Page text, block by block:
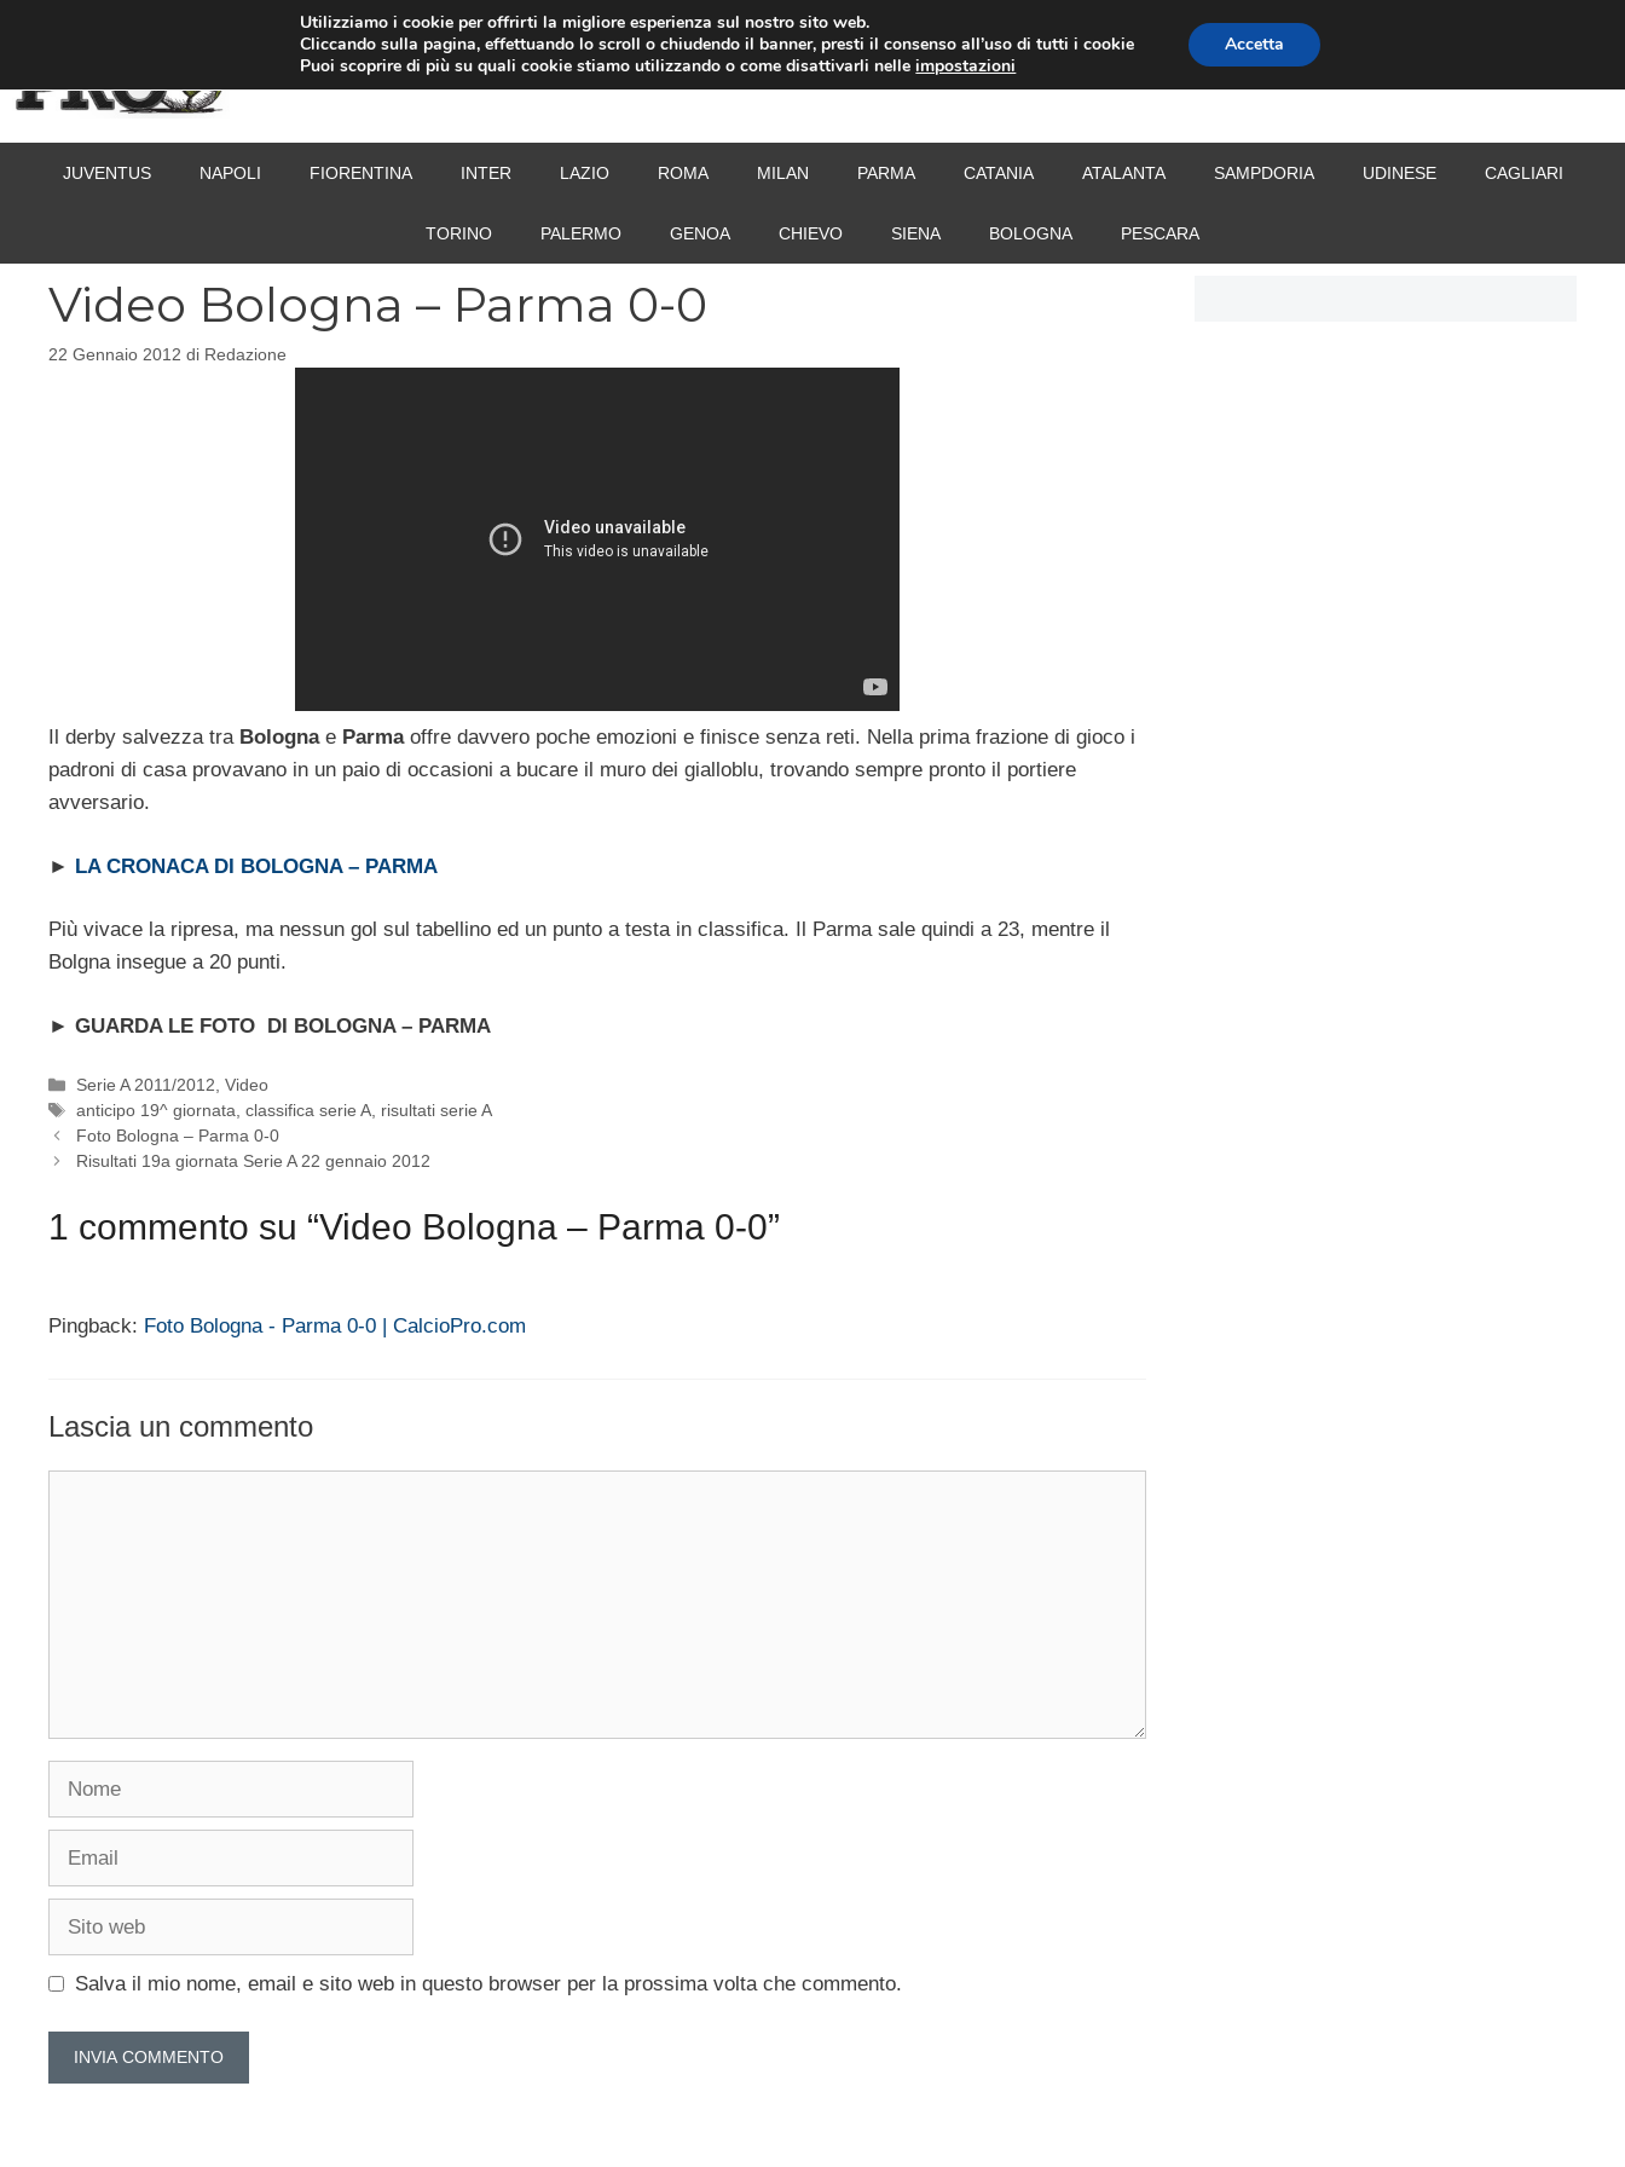
CALCIOMERCATO
JUVENTUS NAPOLI FIORENTINA INTER LAZIO ROMA MILAN PARMA CATANIA ATALANTA SAMPDORIA UDINESE CAGLIARI
TORINO PALERMO GENOA CHIEVO SIENA BOLOGNA PESCARA
Video Bologna – Parma 0-0
22 Gennaio 2012 di Redazione
Il derby salvezza tra Bolognae Parmaoffre davvero poche emozioni e finisce senza reti. Nella prima frazione di gioco i
padroni di casa provavano in un paio di occasioni a bucare il muro dei gialloblu, trovando sempre pronto il portiere
avversario.
► LA CRONACA DI BOLOGNA – PARMA
Più vivace la ripresa, ma nessun gol sul tabellino ed un punto a testa in classifica. Il Parma sale quindi a 23, mentre il
Bolgna insegue a 20 punti.
► GUARDA LE FOTO DI BOLOGNA – PARMA
Categorie
Serie A 2011/2012,Video
Tag
anticipo 19^ giornata,classifica serie A, risultati serie A
Foto Bologna – Parma 0-0
Risultati 19a giornata Serie A 22 gennaio 2012
1 commento su “Video Bologna – Parma 0-0”
Pingback: Foto Bologna - Parma 0-0 | CalcioPro.com
Lascia un commento
Nome
Email
Sito
Salva il mio nome, email e sito web in questo browser per la prossima volta che commento.
Utilizziamo i cookie per offrirti la migliore esperienza sul nostro sito web.
Cliccando sulla pagina, effettuando lo scroll o chiudendo il banner, presti il consenso all’uso di tutti i cookie
Puoi scoprire di più su quali cookie stiamo utilizzando o come disattivarli nelleimpostazioni
Accetta